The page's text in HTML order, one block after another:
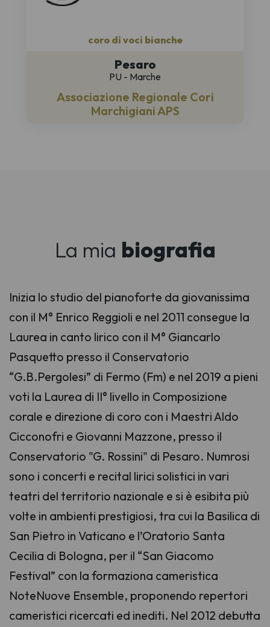
coro di voci bianche
Pesaro
PU - Marche
Associazione Regionale Cori
Marchigiani APS
La mia biografia
Inizia lo studio del pianoforte da giovanissima
con il M° Enrico Reggioli e nel 2011 consegue la
Laurea in canto lirico con il M° Giancarlo
Pasquetto presso il Conservatorio
“G.B.Pergolesi” di Fermo (Fm) e nel 2019 a pieni
voti la Laurea di II° livello in Composizione
corale e direzione di coro con i Maestri Aldo
Cicconofri e Giovanni Mazzone, presso il
Conservatorio "G. Rossini" di Pesaro. Numrosi
sono i concerti e recital lirici solistici in vari
teatri del territorio nazionale e si è esibita più
volte in ambienti prestigiosi, tra cui la Basilica di
San Pietro in Vaticano e l’Oratorio Santa
Cecilia di Bologna, per il “San Giacomo
Festival” con la formaziona cameristica
NoteNuove Ensemble, proponendo repertori
cameristici ricercati ed inediti. Nel 2012 debutta